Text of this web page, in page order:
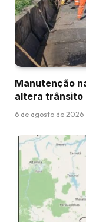
Manutenção
altera trânsito
6 de agosto de 2026